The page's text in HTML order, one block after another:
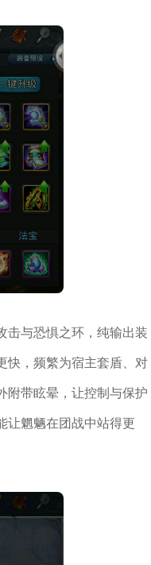
击与恐惧之环，纯输出装
快，频繁为宿主套盾、对
附带眩晕，让控制与保护
让魍魉在团战中站得更